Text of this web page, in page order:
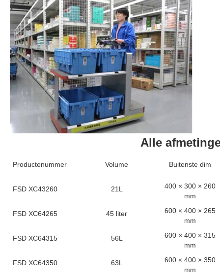
Alle
Productenummer Volume Buitenste dim
FSD XC43260 21L
400 × 300 × 260
mm
FSD XC64265 45 liter
600 × 400 × 265
mm
FSD XC64315 56L
600 × 400 × 315
mm
FSD XC64350 63L
600 × 400 × 350
mm